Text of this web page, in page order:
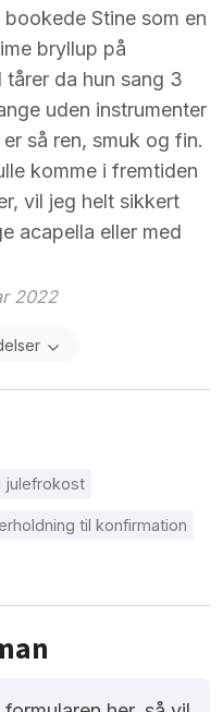
Stine som en
bryllup på
da hun sang 3
uden instrumenter
så ren, smuk og fin.
komme i fremtiden
vil jeg helt sikkert
acapella eller med
2022
julefrokost
til konfirmation